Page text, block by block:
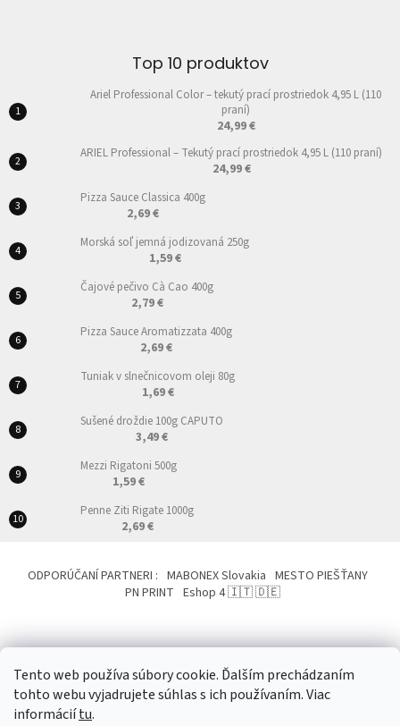
Tento web používa súbory cookie. Ďalším prechádzaním
tohto webu vyjadrujete súhlas s ich používaním. Viac
informáciítu.
Top 10 produktov
Ariel Professional Color – tekutý prací prostriedok 4,95 L (110
praní)
24,99 €
ARIEL Professional – Tekutý prací prostriedok 4,95 L (110 praní)
24,99 €
Pizza Sauce Classica 400g
2,69 €
Morská soľ jemná jodizovaná 250g
1,59 €
Čajové pečivo Cà Cao 400g
2,79 €
Pizza Sauce Aromatizzata 400g
2,69 €
Tuniak v slnečnicovom oleji 80g
1,69 €
Sušené droždie 100g CAPUTO
3,49 €
Mezzi Rigatoni 500g
1,59 €
Penne Ziti Rigate 1000g
2,69 €
ODPORÚČANÍ PARTNERI : MABONEX Slovakia MESTO PIEŠŤANY
PN PRINT Eshop 4 🇮🇹 🇩🇪
Vytvoril Shoptet